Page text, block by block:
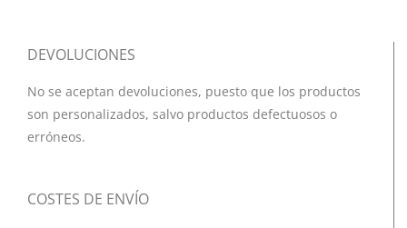
DEVOLUCIONES
No se aceptan devoluciones, puesto que los productos
son personalizados, salvo productos defectuosos o
erróneos.
COSTES DE ENVÍO